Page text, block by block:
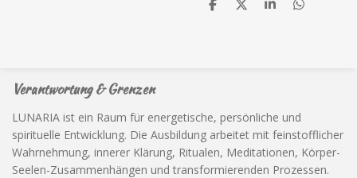
T
T
T
T
Verantwortung & Grenzen
LUNARIA ist ein Raum für energetische, persönliche und
spirituelle Entwicklung. Die Ausbildung arbeitet mit feinstofflicher
Wahrnehmung, innerer Klärung, Ritualen, Meditationen, Körper-
Seelen-Zusammenhängen und transformierenden Prozessen.